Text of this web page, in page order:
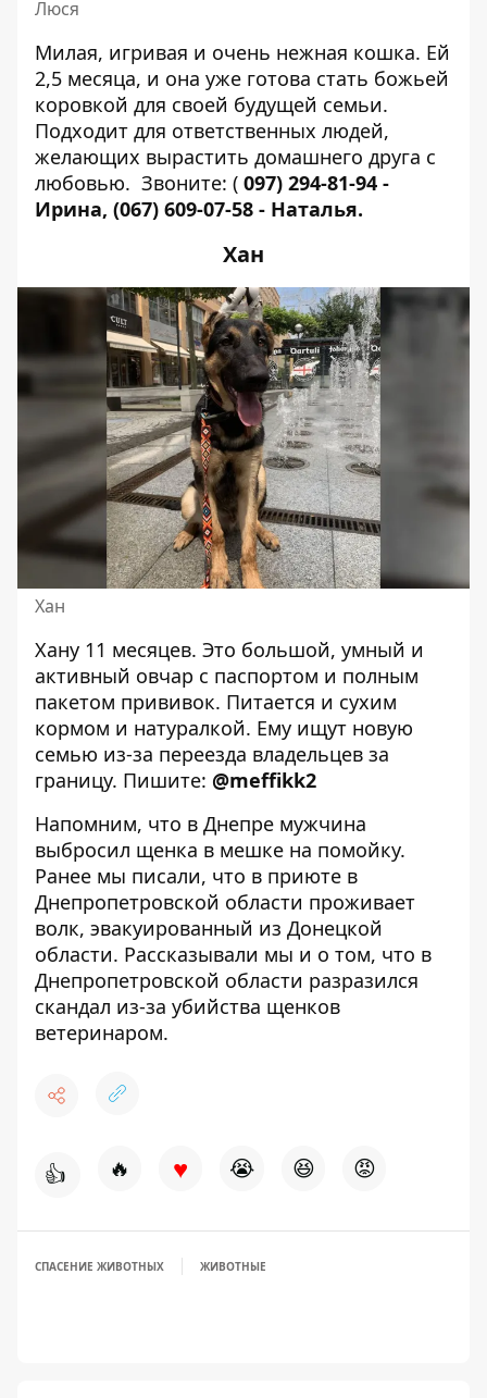
Люся
Милая, игривая и очень нежная кошка. Ей
2,5 месяца, и она уже готова стать божьей
коровкой для своей будущей семьи.
Подходит для ответственных людей,
желающих вырастить домашнего друга с
любовью. Звоните: ( 097) 294-81-94 -
Ирина, (067) 609-07-58 - Наталья.
Хан
Хан
Хану 11 месяцев. Это большой, умный и
активный овчар с паспортом и полным
пакетом прививок. Питается и сухим
кормом и натуралкой. Ему ищут новую
семью из-за переезда владельцев за
границу. Пишите: @meffikk2
Напомним, что в Днепре мужчина
выбросил щенка в мешке на помойку.
Ранее мы писали, что в приюте в
Днепропетровской области проживает
волк, эвакуированный из Донецкой
области. Рассказывали мы и о том, что в
Днепропетровской области разразился
скандал из-за убийства щенков
ветеринаром.
👍 🔥 ♥ 😭 😆 😡
СПАСЕНИЕ ЖИВОТНЫХ ЖИВОТНЫЕ